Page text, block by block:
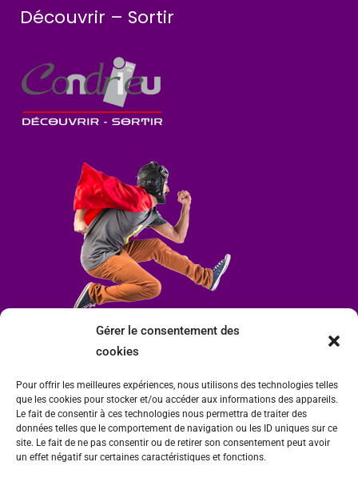
Gérer le consentement des
cookies
Pour offrir les meilleures expériences, nous utilisons des technologies telles
que les cookies pour stocker et/ou accéder aux informations des appareils.
Le fait de consentir à ces technologies nous permettra de traiter des
données telles que le comportement de navigation ou les ID uniques sur ce
site. Le fait de ne pas consentir ou de retirer son consentement peut avoir
un effet négatif sur certaines caractéristiques et fonctions.
Découvrir – Sortir